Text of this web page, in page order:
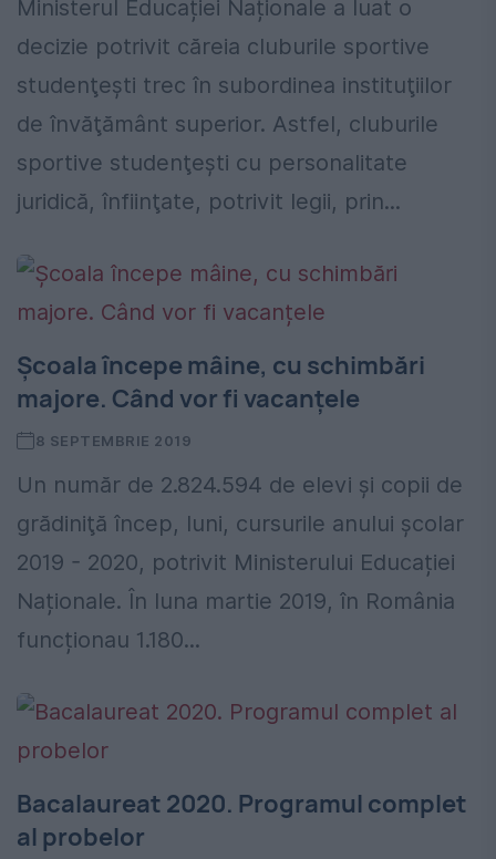
Ministerul Educației Naționale a luat o
decizie potrivit căreia cluburile sportive
studenţeşti trec în subordinea instituţiilor
de învăţământ superior. Astfel, cluburile
sportive studenţeşti cu personalitate
juridică, înfiinţate, potrivit legii, prin...
Școala începe mâine, cu schimbări
majore. Când vor fi vacanțele
8 SEPTEMBRIE 2019
Un număr de 2.824.594 de elevi şi copii de
grădiniţă încep, luni, cursurile anului şcolar
2019 - 2020, potrivit Ministerului Educației
Naționale. În luna martie 2019, în România
funcționau 1.180...
Bacalaureat 2020. Programul complet
al probelor